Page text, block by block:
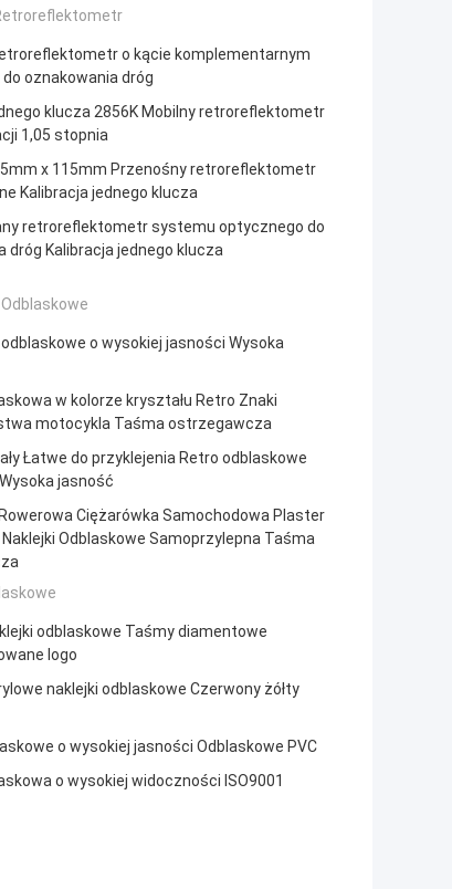
o kącie komplementarnym
oznakowania dróg
klucza 2856K Mobilny retroreflektometr
1,05 stopnia
x 115mm Przenośny retroreflektometr
Kalibracja jednego klucza
retroreflektometr systemu optycznego do
dróg Kalibracja jednego klucza
o wysokiej jasności Wysoka
w kolorze kryształu Retro Znaki
motocykla Taśma ostrzegawcza
Łatwe do przyklejenia Retro odblaskowe
jasność
Ciężarówka Samochodowa Plaster
Odblaskowe Samoprzylepna Taśma
odblaskowe Taśmy diamentowe
logo
naklejki odblaskowe Czerwony żółty
o wysokiej jasności Odblaskowe PVC
o wysokiej widoczności ISO9001